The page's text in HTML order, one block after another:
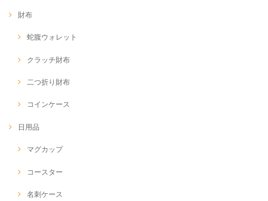
財布
蛇腹ウォレット
クラッチ財布
二つ折り財布
コインケース
日用品
マグカップ
コースター
名刺ケース